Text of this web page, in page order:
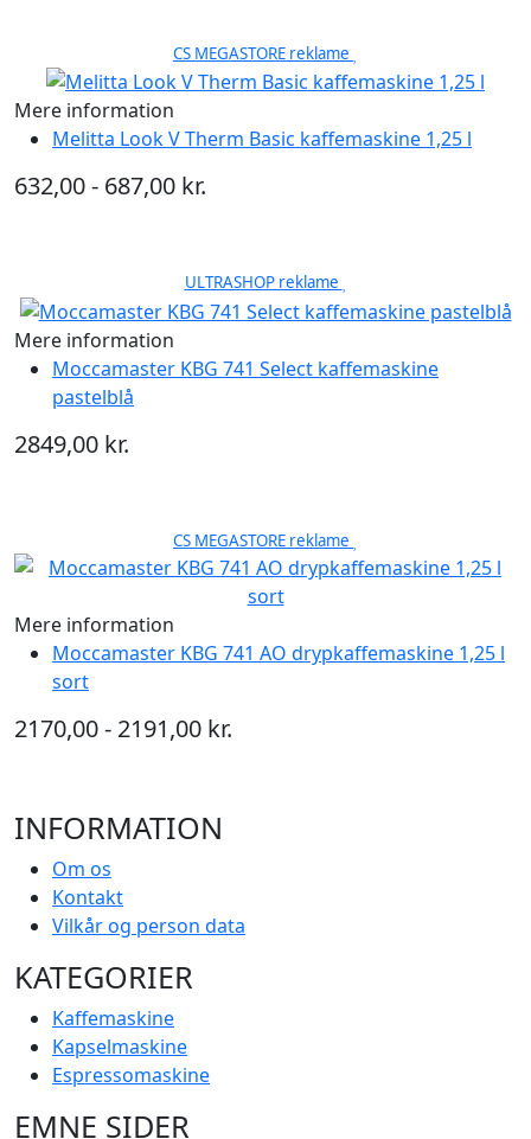
CS MEGASTORE reklame
Mere information
Melitta Look V Therm Basic kaffemaskine 1,25 l
632,00 - 687,00 kr.
ULTRASHOP reklame
Mere information
Moccamaster KBG 741 Select kaffemaskine
pastelblå
2849,00 kr.
CS MEGASTORE reklame
Mere information
Moccamaster KBG 741 AO drypkaffemaskine 1,25 l
sort
2170,00 - 2191,00 kr.
INFORMATION
Om os
Kontakt
Vilkår og person data
KATEGORIER
Kaffemaskine
Kapselmaskine
Espressomaskine
EMNE SIDER